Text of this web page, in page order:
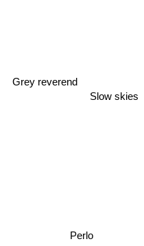
Slow skies
Grey reverend
Perlo